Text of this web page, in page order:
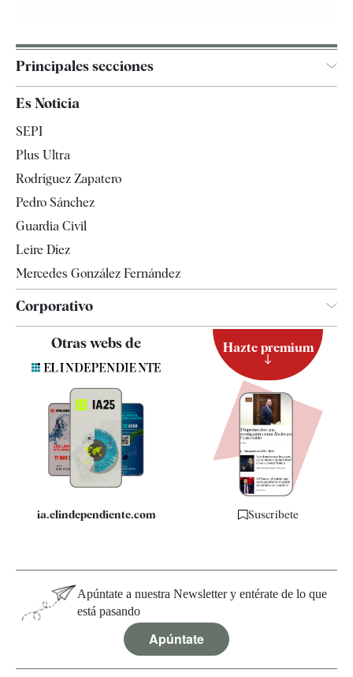
Principales secciones
Televisión
Es Noticia
SEPI
Plus Ultra
Rodríguez Zapatero
Pedro Sánchez
Guardia Civil
Leire Díez
Mercedes González Fernández
Corporativo
Quiénes somos
Especificaciones
Otras webs de
ia.elindependiente.com
Hazte premium
Suscríbete
Apúntate a nuestra Newsletter y entérate de lo que
está pasando
Apúntate